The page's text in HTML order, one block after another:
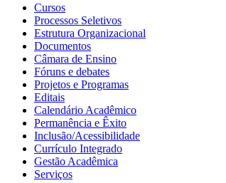
Cursos
Processos Seletivos
Estrutura Organizacional
Documentos
Câmara de Ensino
Fóruns e debates
Projetos e Programas
Editais
Calendário Acadêmico
Permanência e Êxito
Inclusão/Acessibilidade
Currículo Integrado
Gestão Acadêmica
Serviços